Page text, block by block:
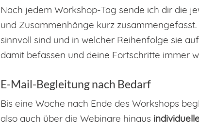
Nach jedem Workshop-Tag sende ich dir die
und Zusammenhänge kurz
sinnvoll sind und in welcher Reihenfolge sie
damit befassen und deine Fortschritte immer
E-Mail-Begleitung nach Bedarf
Bis eine Woche nach Ende des Workshops
also auch über die Webinare hinaus